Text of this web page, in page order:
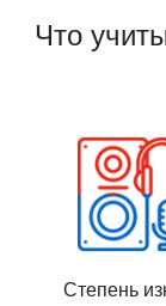
Что
Степень